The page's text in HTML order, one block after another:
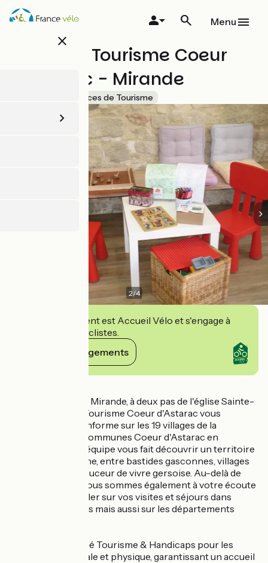
Aller
au
close
Menu
Office de Tourisme Coeur
d'Astarac - Mirande
Offices de Tourisme
2/4
Cet établissement est Accueil Vélo et s'engage à
accueillir des cyclistes.
Voir ses engagements
Située au cœur de Mirande, à deux pas de l'église Sainte-
Marie, l'Office de Tourisme Coeur d'Astarac vous
accueille et vous informe sur les 19 villages de la
communauté de communes Coeur d'Astarac en
Gascogne. Notre équipe vous fait découvrir un territoire
riche en patrimoine, entre bastides gasconnes, villages
de caractère et douceur de vivre gersoise. Au-delà de
notre territoire, nous sommes également à votre écoute
pour vous conseiller sur vos visites et séjours dans
l'ensemble du Gers mais aussi sur les départements
L'office est labellisé Tourisme & Handicaps pour les
déficiences mentale et physique, garantissant un accueil